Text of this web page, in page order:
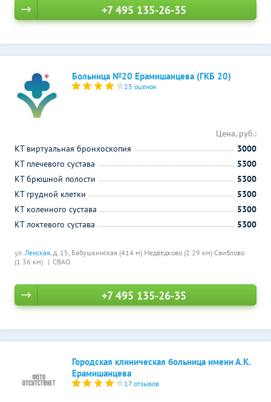
+7 495 135-26-35
Больница №20 Ерамишанцева (ГКБ 20)
25 оценок
ул. Ленская, д. 15, Бабушкинская (414 м) Медведково (2.29 км) Свиблово
(1.36 км)
СВАО
Цена, руб.:
КТ виртуальная бронхоскопия
3000
КТ плечевого сустава
5300
КТ брюшной полости
5300
КТ грудной клетки
5300
КТ коленного сустава
5300
КТ локтевого сустава
5300
+7 495 135-26-35
Городская клиническая больница имени А.К.
Ерамишанцева
17 отзывов